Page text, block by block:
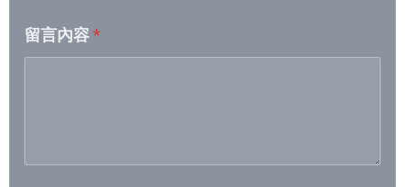
2026/4/21- 2026/4/27
留言內容*